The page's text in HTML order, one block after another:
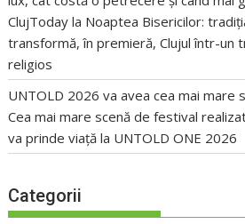
ClujToday la Noaptea Bisericilor:
transformă, în premieră, Clujul într-un
religios
UNTOLD 2026 va avea cea mai mare
Cea mai mare scenă de festival
va prinde viață la UNTOLD ONE 2026
Categorii